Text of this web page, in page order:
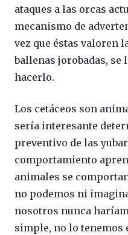
ataques a las orcas
mecanismo de
vez que éstas valoren
ballenas jorobadas, se
hacerlo.
Los cetáceos son
sería interesante
preventivo de las
comportamiento
animales se
no podemos ni
nosotros nunca
simple, no lo tenemos